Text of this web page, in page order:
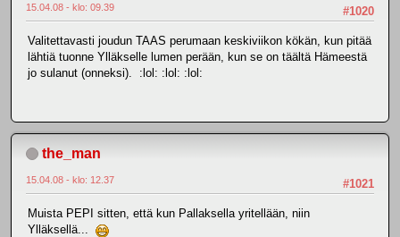
#1020
15.04.08 - klo: 09.39
Valitettavasti joudun TAAS perumaan keskiviikon kökän, kun pitää
lähtiä tuonne Ylläkselle lumen perään, kun se on täältä Hämeestä
jo sulanut (onneksi). :lol: :lol: :lol:
the_man
#1021
15.04.08 - klo: 12.37
Muista PEPI sitten, että kun Pallaksella yritellään, niin
Ylläksellä...